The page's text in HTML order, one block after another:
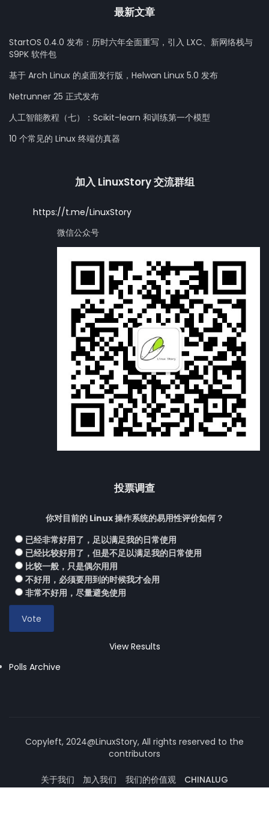
最新文章
StartOS 0.4.0 发布：历时六年全面重写，引入 LXC、新网络栈与
S9PK 软件包
基于 Arch Linux 的桌面发行版，Helwan Linux 5.0 发布
Netrunner 25 正式发布
人工智能教程（七）：Scikit-learn 和训练第一个模型
10 个常见的 Linux 终端仿真器
加入 LinuxStory 交流群组
https://t.me/LinuxStory
微信公众号
投票调查
你对目前的 Linux 操作系统的易用性评价如何？
已经非常好用了，足以满足我的日常使用
已经比较好用了，但是不足以满足我的日常使用
比较一般，只是偶尔用用
不好用，必须要用到的时候我才会用
非常不好用，尽量避免使用
View Results
Polls Archive
Copyleft, 2024@LinuxStory, All rights reserved to the
contributors
关于我们 加入我们 我们的价值观
CHINALUG